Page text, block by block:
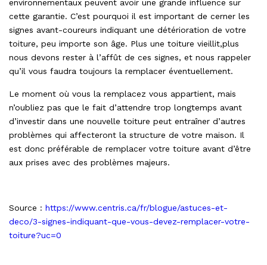
environnementaux peuvent avoir une grande influence sur
cette garantie. C’est pourquoi il est important de cerner les
signes avant-coureurs indiquant une détérioration de votre
toiture, peu importe son âge. Plus une toiture vieillit,plus
nous devons rester à l’affût de ces signes, et nous rappeler
qu’il vous faudra toujours la remplacer éventuellement.
Le moment où vous la remplacez vous appartient, mais
n’oubliez pas que le fait d’attendre trop longtemps avant
d’investir dans une nouvelle toiture peut entraîner d’autres
problèmes qui affecteront la structure de votre maison. Il
est donc préférable de remplacer votre toiture avant d’être
aux prises avec des problèmes majeurs.
Source : https://www.centris.ca/fr/blogue/astuces-et-
deco/3-signes-indiquant-que-vous-devez-remplacer-votre-
toiture?uc=0